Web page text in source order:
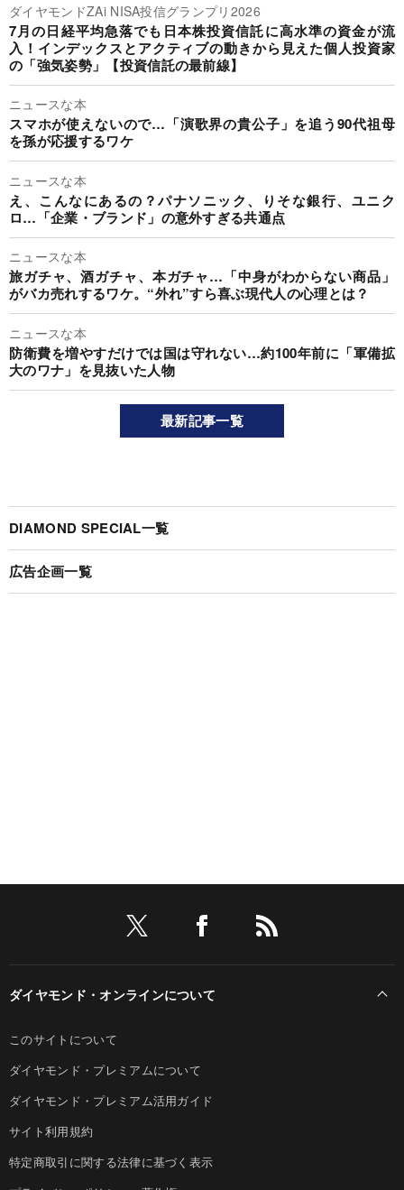
ダイヤモンドZAi NISA投信グランプリ2026
7月の日経平均急落でも日本株投資信託に高水準の資金が流
入！インデックスとアクティブの動きから見えた個人投資家
の「強気姿勢」【投資信託の最前線】
ニュースな本
スマホが使えないので…「演歌界の貴公子」を追う90代祖母
を孫が応援するワケ
ニュースな本
え、こんなにあるの？パナソニック、りそな銀行、ユニク
ロ…「企業・ブランド」の意外すぎる共通点
ニュースな本
旅ガチャ、酒ガチャ、本ガチャ…「中身がわからない商品」
がバカ売れするワケ。“外れ”すら喜ぶ現代人の心理とは？
ニュースな本
防衛費を増やすだけでは国は守れない…約100年前に「軍備拡
大のワナ」を見抜いた人物
最新記事一覧
DIAMOND SPECIAL一覧
広告企画一覧
ダイヤモンド・オンラインについて
このサイトについて
ダイヤモンド・プレミアムについて
ダイヤモンド・プレミアム活用ガイド
サイト利用規約
特定商取引に関する法律に基づく表示